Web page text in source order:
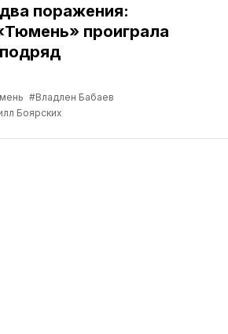
поражения:
проиграла
#Владлен Бабаев
Боярских